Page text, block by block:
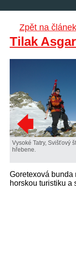
Zpět na
Tilak
Vysoké Tatry, Svišťový
hřebene.
Goretexová bunda
horskou turistiku a